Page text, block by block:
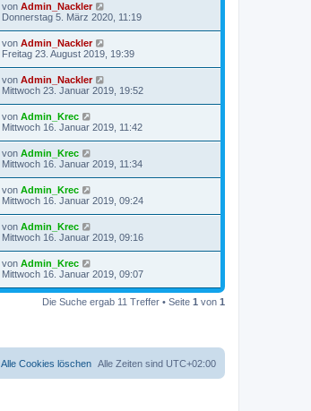
von Admin_Nackler
Donnerstag 5. März 2020, 11:19
von Admin_Nackler
Freitag 23. August 2019, 19:39
von Admin_Nackler
Mittwoch 23. Januar 2019, 19:52
von Admin_Krec
Mittwoch 16. Januar 2019, 11:42
von Admin_Krec
Mittwoch 16. Januar 2019, 11:34
von Admin_Krec
Mittwoch 16. Januar 2019, 09:24
von Admin_Krec
Mittwoch 16. Januar 2019, 09:16
von Admin_Krec
Mittwoch 16. Januar 2019, 09:07
Die Suche ergab 11 Treffer • Seite 1 von 1
Alle Zeiten sind UTC+02:00
Alle Cookies löschen